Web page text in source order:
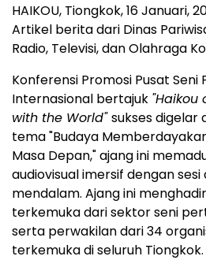
HAIKOU, Tiongkok,16 Januari,
Artikel berita dari Dinas
Radio, Televisi, dan Olahraga
Konferensi Promosi Pusat Seni
Internasional bertajuk "Haikou
with the World"sukses digelar
tema "Budaya
Masa Depan," ajang ini
audiovisual imersif dengan
mendalam. Ajang ini
terkemuka dari sektor seni
serta perwakilan dari 34
terkemuka di seluruh Tiongkok.